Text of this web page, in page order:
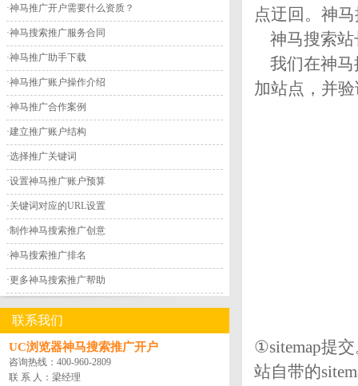
·神马推广开户需要什么资质？
·神马搜索推广服务合同
·神马推广助手下载
·神马推广账户操作介绍
·神马推广合作案例
·建立推广账户结构
·选择推广关键词
·设置神马推广账户预算
·关键词对应的URL设置
·制作神马搜索推广创意
·神马搜索推广排名
·更多神马搜索推广帮助
联系我们
UC浏览器神马搜索推广开户
咨询热线： 400-960-2809
联 系 人：梁经理
点迂回。神马
神马搜索站
我们在神马
加站点，并
①sitemap提
站自带的